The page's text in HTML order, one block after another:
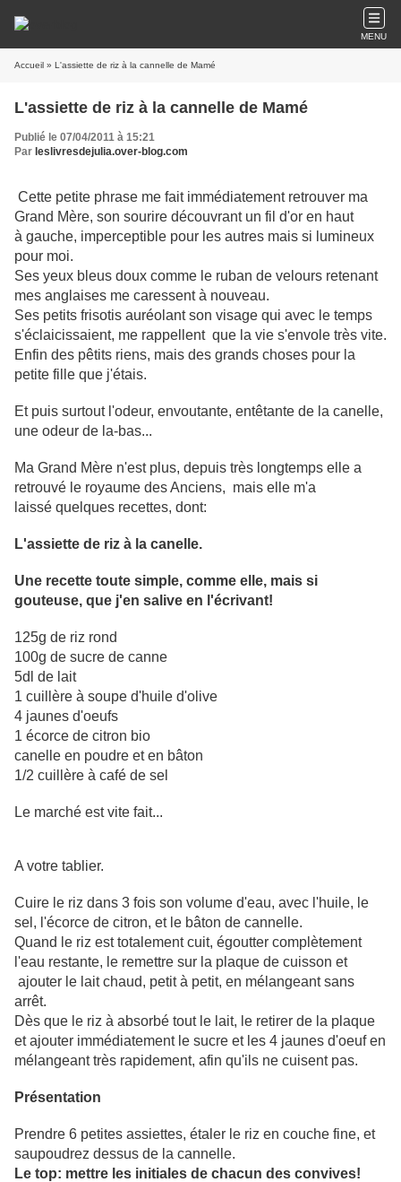
MENU
Accueil » L'assiette de riz à la cannelle de Mamé
L'assiette de riz à la cannelle de Mamé
Publié le 07/04/2011 à 15:21
Par leslivresdejulia.over-blog.com
Cette petite phrase me fait immédiatement retrouver ma
Grand Mère, son sourire découvrant un fil d'or en haut
à gauche, imperceptible pour les autres mais si lumineux
pour moi.
Ses yeux bleus doux comme le ruban de velours retenant
mes anglaises me caressent à nouveau.
Ses petits frisotis auréolant son visage qui avec le temps
s'éclaicissaient, me rappellent que la vie s'envole très vite.
Enfin des pêtits riens, mais des grands choses pour la
petite fille que j'étais.
Et puis surtout l'odeur, envoutante, entêtante de la canelle,
une odeur de la-bas...
Ma Grand Mère n'est plus, depuis très longtemps elle a
retrouvé le royaume des Anciens, mais elle m'a
laissé quelques recettes, dont:
L'assiette de riz à la canelle.
Une recette toute simple, comme elle, mais si
gouteuse, que j'en salive en l'écrivant!
125g de riz rond
100g de sucre de canne
5dl de lait
1 cuillère à soupe d'huile d'olive
4 jaunes d'oeufs
1 écorce de citron bio
canelle en poudre et en bâton
1/2 cuillère à café de sel
Le marché est vite fait...
A votre tablier.
Cuire le riz dans 3 fois son volume d'eau, avec l'huile, le
sel, l'écorce de citron, et le bâton de cannelle.
Quand le riz est totalement cuit, égoutter complètement
l'eau restante, le remettre sur la plaque de cuisson et
ajouter le lait chaud, petit à petit, en mélangeant sans
arrêt.
Dès que le riz à absorbé tout le lait, le retirer de la plaque
et ajouter immédiatement le sucre et les 4 jaunes d'oeuf en
mélangeant très rapidement, afin qu'ils ne cuisent pas.
Présentation
Prendre 6 petites assiettes, étaler le riz en couche fine, et
saupoudrez dessus de la cannelle.
Le top: mettre les initiales de chacun des convives!